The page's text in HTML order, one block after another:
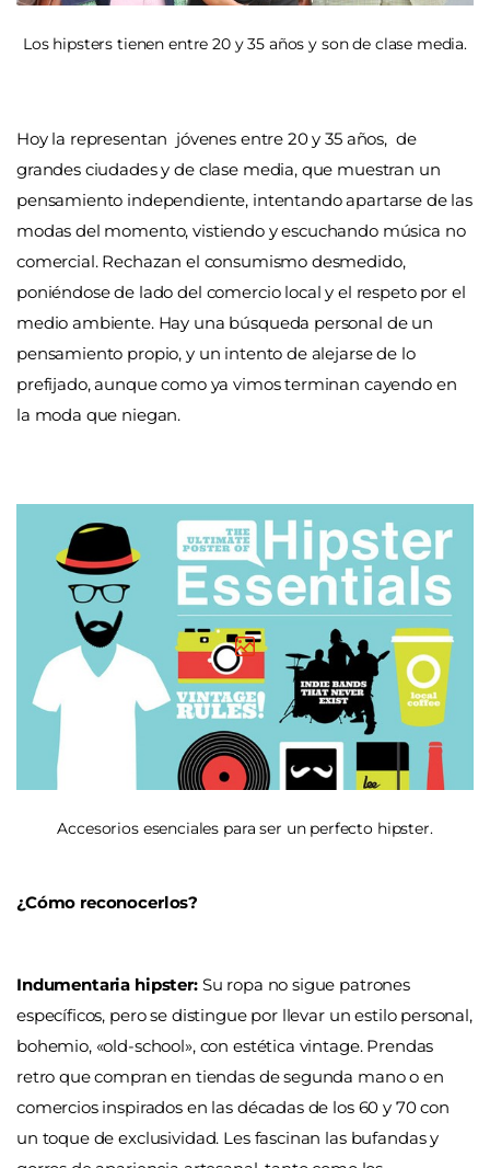
Los hipsters tienen entre 20 y 35 años y son de clase media.
Hoy la representan jóvenes entre 20 y 35 años, de
grandes ciudades y de clase media, que muestran un
pensamiento independiente, intentando apartarse de las
modas del momento, vistiendo y escuchando música no
comercial. Rechazan el consumismo desmedido,
poniéndose de lado del comercio local y el respeto por el
medio ambiente. Hay una búsqueda personal de un
pensamiento propio, y un intento de alejarse de lo
prefijado, aunque como ya vimos terminan cayendo en
la moda que niegan.
Accesorios esenciales para ser un perfecto hipster.
¿Cómo reconocerlos?
Indumentaria hipster:Su ropa no sigue patrones
específicos, pero se distingue por llevar un estilo personal,
bohemio, «old-school», con estética vintage. Prendas
retro que compran en tiendas de segunda mano o en
comercios inspirados en las décadas de los 60 y 70 con
un toque de exclusividad. Les fascinan las bufandas y